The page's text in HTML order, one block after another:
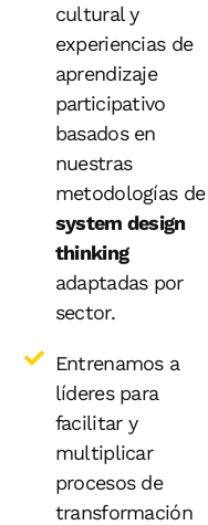
cultural y
experiencias de
aprendizaje
participativo
basados en
nuestras
metodologías de
system design
thinking
adaptadas por
sector.
Entrenamos a
líderes para
facilitar y
multiplicar
procesos de
transformación